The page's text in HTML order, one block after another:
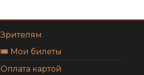
Зрителям
🎟️ Мои билеты
Оплата картой